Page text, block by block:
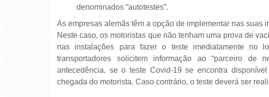
denominados “autotestes”.
As empresas alemãs têm a opção de implementar nas suas
Neste caso, os motoristas que não tenham uma prova de
nas instalações para fazer o teste imediatamente no
transportadores solicitem informação ao “parceiro de
antecedência, se o teste Covid-19 se encontra
chegada do motorista. Caso contrário, o teste deverá ser